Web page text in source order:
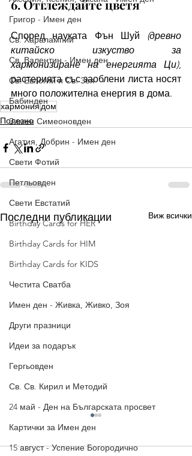
Григор - Имен ден
Св. Харалампий
Св. Валентин - Имен ден
Св. Евлогий и Св. Зоя
Бабинден
Зимен Симеоновден
Агатия, Добрин - Имен ден
Свети Фотий
Петльовден
Свети Евстатий
Birthday Cards for HER
Birthday Cards for HIM
Birthday Cards for KIDS
Честита Сватба
Имен ден - Живка, Живко, Зоя
Други празници
Идеи за подарък
Гергьовден
Св. Св. Кирил и Методий
24 май - Ден на Българската просвет
Картички за Имен ден
15 август - Успение Богородично
6. Отглеждайте цветя
Според науката Фън Шуй (древно
китайско изкуство за
хармонизиране на енергията Ци),
растерията със заоблени листа носят
много положителна енергия в дома.
хармониядом
Полезно
Последни публикации Виж всички